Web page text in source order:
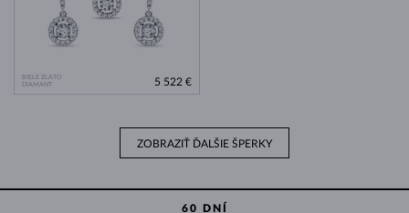
BIELE ZLATO
DIAMANT
5 522 €
ZOBRAZIŤ ĎALŠIE ŠPERKY
60 DNÍ